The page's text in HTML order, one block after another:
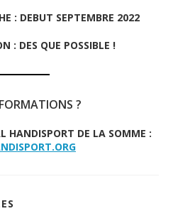
: DEBUT SEPTEMBRE 2022
: DES QUE POSSIBLE !
?
HANDISPORT DE LA SOMME :